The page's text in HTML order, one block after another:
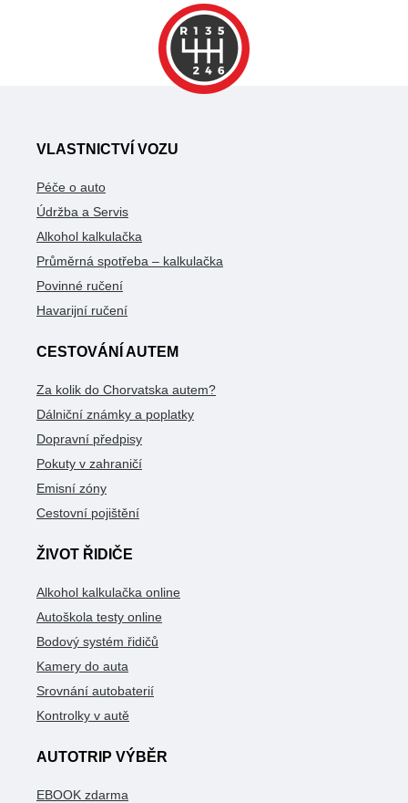
VLASTNICTVÍ VOZU
Péče o auto
Údržba a Servis
Alkohol kalkulačka
Průměrná spotřeba – kalkulačka
Povinné ručení
Havarijní ručení
CESTOVÁNÍ AUTEM
Za kolik do Chorvatska autem?
Dálniční známky a poplatky
Dopravní předpisy
Pokuty v zahraničí
Emisní zóny
Cestovní pojištění
ŽIVOT ŘIDIČE
Alkohol kalkulačka online
Autoškola testy online
Bodový systém řidičů
Kamery do auta
Srovnání autobaterií
Kontrolky v autě
AUTOTRIP VÝBĚR
EBOOK zdarma